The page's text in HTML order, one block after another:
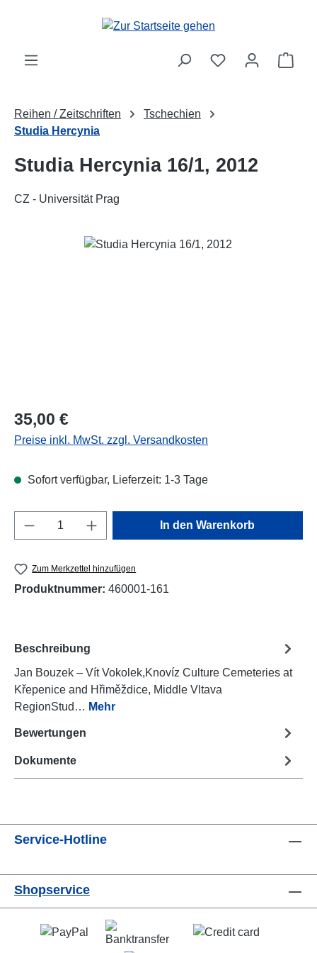
Zum Hauptinhalt springen
Reihen / Zeitschriften
Tschechien
Studia Hercynia
Studia Hercynia 16/1, 2012
CZ - Universität Prag
Bildergalerie überspringen
Regulärer Preis:
35,00 €
Preise inkl. MwSt. zzgl. Versandkosten
Sofort verfügbar, Lieferzeit: 1-3 Tage
Produkt Anzahl: Gib den gewünschten
In den Warenkorb
Zum Merkzettel hinzufügen
Produktnummer: 460001-161
Beschreibung
Jan Bouzek – Vít Vokolek,Knovíz Culture Cemeteries at
Křepenice and Hřiměždice, Middle Vltava
RegionStud… Mehr
Bewertungen
Dokumente
Service-Hotline
Shopservice